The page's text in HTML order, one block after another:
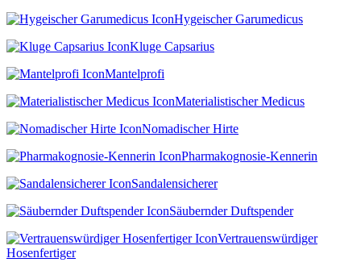
Hygeischer Garumedicus
Kluge Capsarius
Mantelprofi
Materialistischer Medicus
Nomadischer Hirte
Pharmakognosie-Kennerin
Sandalensicherer
Säubernder Duftspender
Vertrauenswürdiger
Hosenfertiger